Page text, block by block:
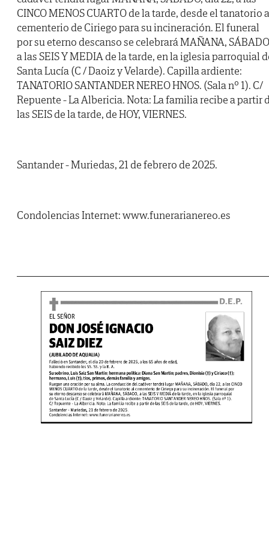
CINCO MENOS CUARTO de la tarde, desde el tanatorio
cementerio de Ciriego para su incineración. El funeral
por su eterno descanso se celebrará MAÑANA,
a las SEIS Y MEDIA de la tarde, en la iglesia parroquial
Santa Lucía (C / Daoiz y Velarde). Capilla ardiente:
TANATORIO SANTANDER NEREO HNOS. (Sala nº 1). C/
Repuente - La Albericia. Nota: La familia recibe a partir
las SEIS de la tarde, de HOY, VIERNES.
Santander - Muriedas, 21 de febrero de 2025.
Condolencias Internet: www.funerarianereo.es